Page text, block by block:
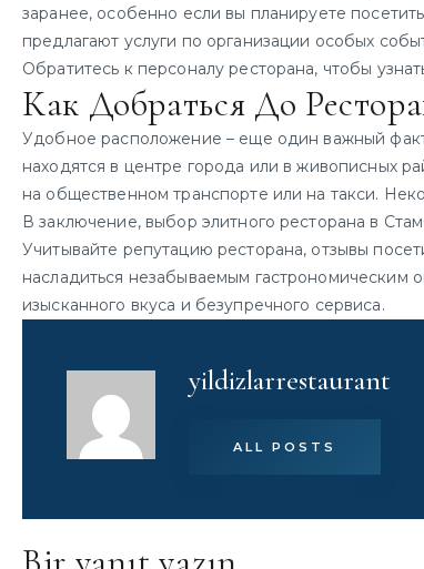
заранее, особенно если вы планируете
предлагают услуги по организации особых
Обратитесь к персоналу ресторана, чтобы
Как Добраться До
Удобное расположение – еще один важный
находятся в центре города или в живописных
на общественном транспорте или на такси.
В заключение, выбор элитного ресторана в
Учитывайте репутацию ресторана, отзывы
насладиться незабываемым
изысканного вкуса и безупречного сервиса.
yildizlarrestaurant
ALL POSTS